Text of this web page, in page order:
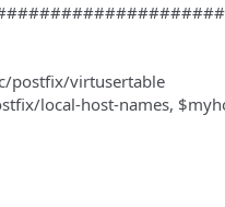
postfix/virtusertable
local-host-names,